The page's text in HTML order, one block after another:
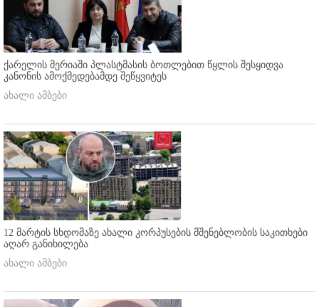
ქარელის მერიაში პლასტმასის ბოთლებით წყლის შესყიდვა
კანონის ამოქმედებამდე შეწყვიტეს
ახალი ამბები
12 მარტის სხდომაზე ახალი კორპუსების მშენებლობის საკითხები
აღარ განიხილება
ახალი ამბები